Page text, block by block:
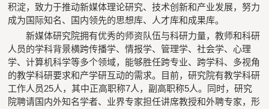
积淀，致力于推动新媒体理论研究、技术创新和产业发展，努力
成为国际知名、国内领先的思想库、人才库和成果库。
新媒体研究院拥有优秀的师资队伍与科研力量，教师和科研
人员的学科背景横跨传播学、情报学、管理学、社会学、心理
学、计算机科学等多个领域，能够胜任跨专业、跨学科、多视角
的教学科研要求和产学研互动的需求。目前，研究院有教学科研
工作人员25人，其中正高职称7人，副高职称5人。同时，研究
院聘请国内外知名学者、业界专家担任讲席教授和外聘专家，形